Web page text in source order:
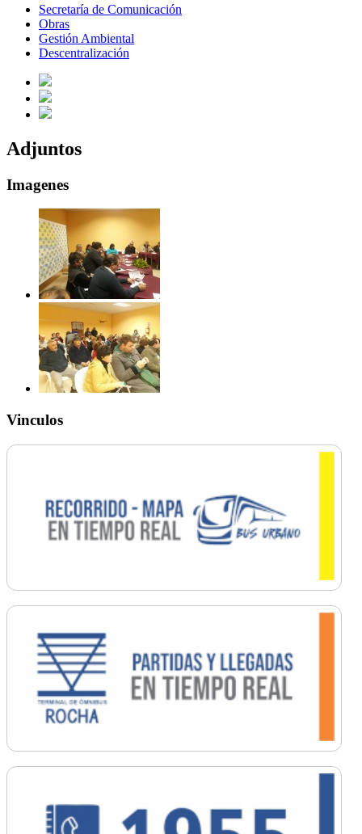
Secretaría de Comunicación
Obras
Gestión Ambiental
Descentralización
Adjuntos
Imagenes
Vinculos